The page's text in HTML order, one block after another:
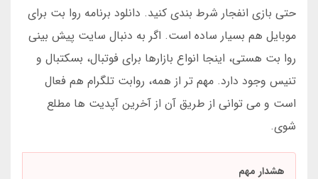
حتی بازی انفجار شرط بندی کنید. دانلود برنامه روا بت برای
موبایل هم بسیار ساده است. اگر به دنبال سایت پیش بینی
روا بت هستی، اینجا انواع بازارها برای فوتبال، بسکتبال و
تنیس وجود دارد. مهم تر از همه، روابت تلگرام هم فعال
است و می توانی از طریق آن از آخرین آپدیت ها مطلع
شوی.
هشدار مهم